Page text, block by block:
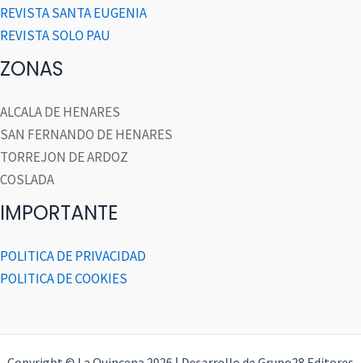
REVISTA SANTA EUGENIA
REVISTA SOLO PAU
ZONAS
ALCALA DE HENARES
SAN FERNANDO DE HENARES
TORREJON DE ARDOZ
COSLADA
IMPORTANTE
POLITICA DE PRIVACIDAD
POLITICA DE COOKIES